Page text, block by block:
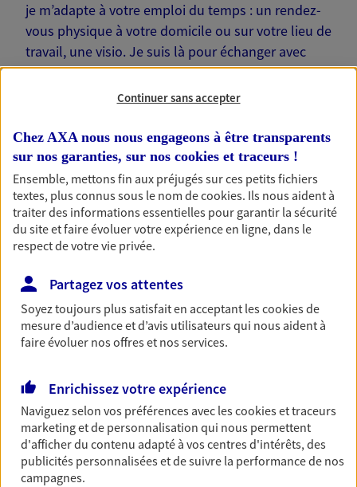
je m’adapte à votre emploi du temps : un rendez-
vous physique à votre domicile ou sur votre lieu de
travail, une visio. Je suis là pour échanger avec
vous !
Nos offres phares
Épargne
immobilier, études des enfants ou voyage autour
du monde… Épargnez à votre rythme et
simplement, selon votre profil.
Découvrir les offres Épargne
Préparez sereinement ce nouveau chapitre de
votre vie avec les conseils d'un expert. Découvrez
notre solution PER (Plan Epargne Retraite)
spécialement conçue pour la retraite.
Continuer sans accepter
Chez AXA nous nous engageons à être transparents
sur nos garanties, sur nos cookies et traceurs !
Ensemble, mettons fin aux préjugés sur ces petits fichiers
textes, plus connus sous le nom decookies. Ils nous aident à
traiter des informations essentielles pour garantir la sécurité
du site et faire évoluer votre expérience en ligne, dans le
respect de votre vie privée.
Partagez vos attentes
Soyez toujours plus satisfait en acceptant lescookiesde
mesure d’audience et d’avis utilisateurs qui nous aident à
faire évoluer nos offres et nos services.
Enrichissez votre expérience
Naviguez selon vos préférences avec lescookies et traceurs
marketing et de personnalisation qui nous permettent
d'afficher du contenu adapté à vos centres d'intérêts, des
publicités personnalisées et de suivre la performance de nos
campagnes.